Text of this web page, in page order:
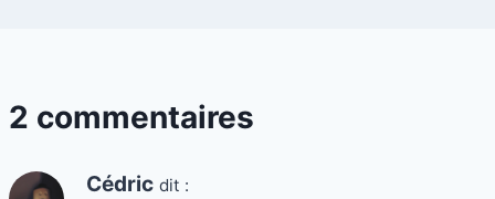
2 commentaires
Cédric dit :